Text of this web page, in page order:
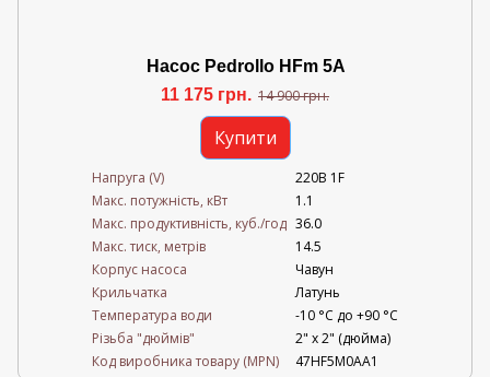
Насос Pedrollo HFm 5A
11 175 грн. 14 900 грн.
Купити
Напруга (V)
220В 1F
Mакс. потужність, кВт
1.1
Mакс. продуктивність, куб./год 36.0
Maкс. тиск, метрів
14.5
Корпус насоса
Чавун
Крильчатка
Латунь
Температура води
-10 °C до +90 °C
Різьба "дюймів"
2" х 2" (дюйма)
Код виробника товару (MPN)
47HF5M0AA1